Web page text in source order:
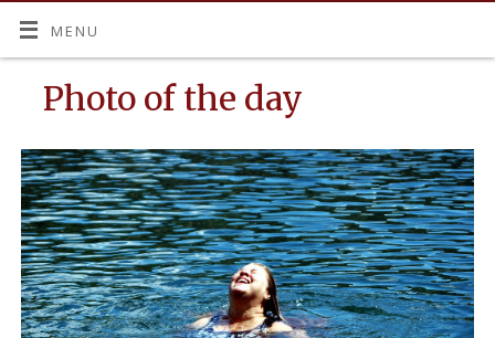
MENU
Photo of the day